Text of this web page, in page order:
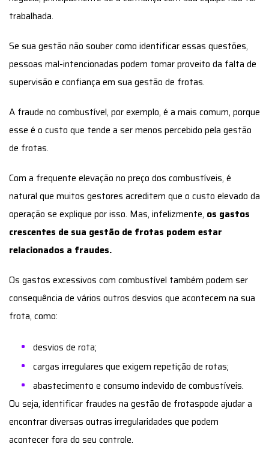
supervisão e confiança em sua gestão de frotas.
A fraude no combustível, por exemplo, é a mais comum, porque
esse é o custo que tende a ser menos percebido pela gestão
de frotas.
Com a frequente elevação no preço dos combustíveis, é
natural que muitos gestores acreditem que o custo elevado da
operação se explique por isso. Mas, infelizmente,
relacionados a fraudes.
Os gastos excessivos com combustível também podem ser
consequência de vários outros desvios que acontecem na sua
frota, como:
desvios de rota;
cargas irregulares que exigem repetição de rotas;
abastecimento e consumo indevido de combustíveis.
encontrar diversas outras irregularidades que podem
acontecer fora do seu controle.
Embora a existência dessas fraudes possa passar
despercebida, há uma forma eficiente de identificá-las,
combatê-las, evitá-las e ainda ter total controle de frota.